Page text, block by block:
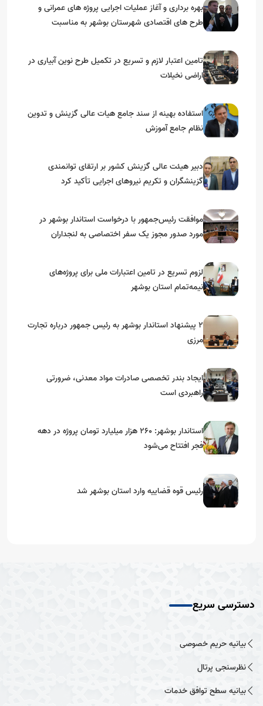
بهره برداری و آغاز عملیات اجرایی پروژه های عمرانی و
طرح های اقتصادی شهرستان بوشهر به مناسبت
تامین اعتبار لازم و تسریع در تکمیل طرح نوین آبیاری در
اراضی نخیلات
استفاده بهینه از سند جامع هیات عالی گزینش و‌ تدوین
نظام جامع آموزش
دبیر هیئت عالی گزینش کشور بر ارتقای توانمندی
گزینشگران و تکریم نیروهای اجرایی تأکید کرد
موافقت رئیس‌جمهور با درخواست استاندار بوشهر در
مورد صدور مجوز یک سفر اختصاصی به لنجداران
لزوم تسریع در تامین اعتبارات ملی برای پروژه‌های
نیمه‌تمام استان بوشهر
۲ پیشنهاد استاندار بوشهر به رئیس جمهور درباره تجارت
مرزی
ایجاد بندر تخصصی صادرات مواد معدنی، ضرورتی
راهبردی است
استاندار بوشهر: ۲۶۰ هزار میلیارد تومان پروژه در دهه
فجر افتتاح می‌شود
رئیس قوه قضاییه وارد استان بوشهر شد
دسترسی سریع
بیانیه حریم خصوصی
نظرسنجی پرتال
بیانیه سطح توافق خدمات